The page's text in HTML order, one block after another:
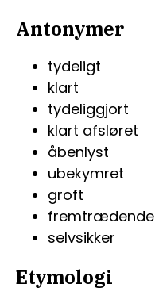
Antonymer
tydeligt
klart
tydeliggjort
klart afsløret
åbenlyst
ubekymret
groft
fremtrædende
selvsikker
Etymologi